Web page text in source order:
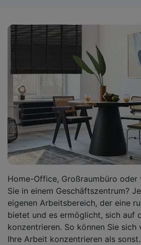
Home-Office, Großraumbüro oder
Sie in einem Geschäftszentrum?
eigenen Arbeitsbereich, der eine
bietet und es ermöglicht, sich auf
konzentrieren. So können Sie sich
Ihre Arbeit konzentrieren als